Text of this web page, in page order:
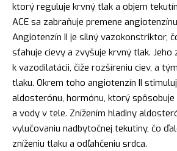
ktorý reguluje krvný tlak a objem
ACE sa zabraňuje premene
Angiotenzín II je silný vazokonstriktor,
sťahuje cievy a zvyšuje krvný tlak. Jeho
k vazodilatácii, čiže rozšíreniu ciev, a
tlaku. Okrem toho angiotenzín II
aldosterónu, hormónu, ktorý spôsobuje
a vody v tele. Znížením hladiny
vylučovaniu nadbytočnej tekutiny, čo
zníženiu tlaku a odľahčeniu srdca.